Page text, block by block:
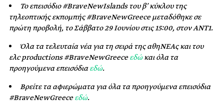
Το επεισόδιο #BraveNewIslands τoυ β’ κύκλου της
τηλεοπτικής εκπομπής #BraveNewGreece μεταδόθηκε σε
πρώτη προβολή, το Σάββατο 29 Ιουνίου στις 15:00, στον ΑΝΤ1.
Όλα τα τελευταία νέα για τη σειρά της αθηΝΕΑς και του
ελc productions #BraveNewGreeceεδώκαι όλα τα
προηγούμενα επεισόδιαεδώ.
Βρείτε τα αφιερώματα για όλα τα προηγούμενα επεισόδια
#BraveNewGreeceεδώ.